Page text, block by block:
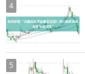
4
5